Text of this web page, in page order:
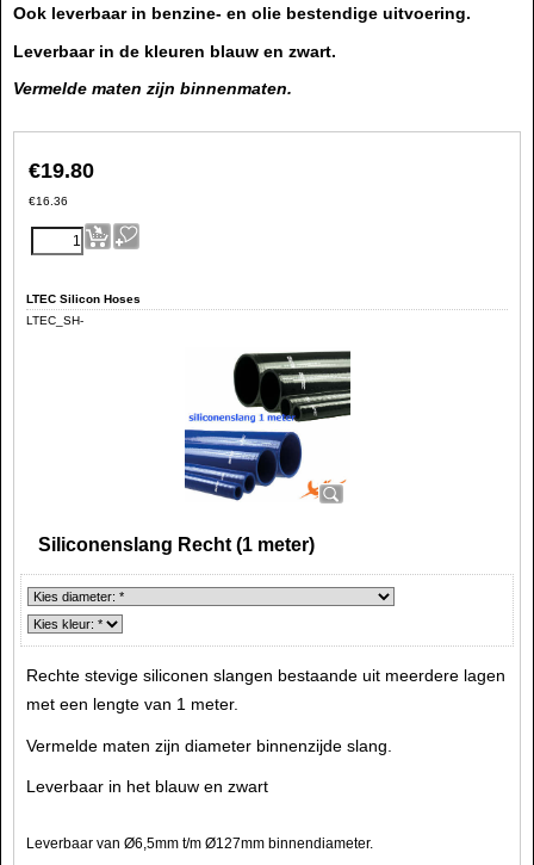
Ook leverbaar in benzine- en olie bestendige uitvoering.
Leverbaar in de kleuren blauw en zwart.
Vermelde maten zijn binnenmaten.
€19.80
€16.36
LTEC Silicon Hoses
LTEC_SH-
Siliconenslang Recht (1 meter)
Rechte stevige siliconen slangen bestaande uit meerdere lagen
met een lengte van 1 meter.
Vermelde maten zijn diameter binnenzijde slang.
Leverbaar in het blauw en zwart
Leverbaar van Ø6,5mm t/m Ø127mm binnendiameter.